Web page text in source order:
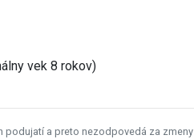
vek 8 rokov)
podujatí a preto nezodpovedá za zmeny